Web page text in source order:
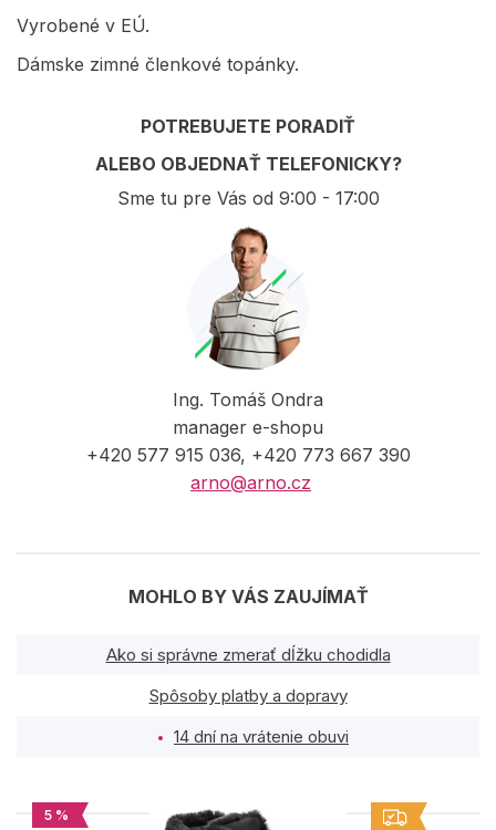
Vyrobené v EÚ.
Dámske zimné členkové topánky.
POTREBUJETE PORADIŤ
ALEBO OBJEDNAŤ TELEFONICKY?
Sme tu pre Vás od 9:00 - 17:00
Ing. Tomáš Ondra
manager e-shopu
+420 577 915 036, +420 773 667 390
arno@arno.cz
MOHLO BY VÁS ZAUJÍMAŤ
Ako si správne zmerať dĺžku chodidla
Spôsoby platby a dopravy
14 dní na vrátenie obuvi
5 %